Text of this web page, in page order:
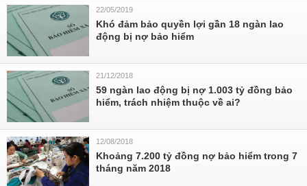
22/05/2019
Khó đảm bảo quyền lợi gần 18 ngàn lao
động bị nợ bảo hiểm
21/12/2018
59 ngàn lao động bị nợ 1.003 tỷ đồng bảo
hiểm, trách nhiệm thuộc về ai?
12/08/2018
Khoảng 7.200 tỷ đồng nợ bảo hiểm trong 7
tháng năm 2018